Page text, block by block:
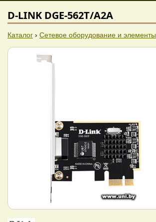
D-LINK DGE-562T/A2A
Каталог › Сетевое оборудование и элементы